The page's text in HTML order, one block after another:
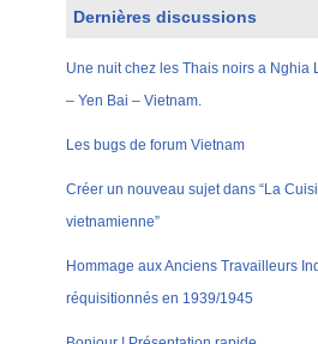
Dernières discussions
Une nuit chez les Thais noirs a Nghia
– Yen Bai – Vietnam.
Les bugs de forum Vietnam
Créer un nouveau sujet dans “La
vietnamienne”
Hommage aux Anciens Travailleurs
réquisitionnés en 1939/1945